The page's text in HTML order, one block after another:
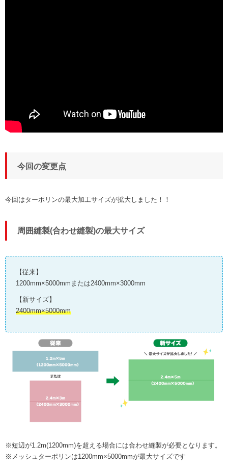
今回の変更点
今回はターポリンの最大加工サイズが拡大しました！！
周囲縫製(合わせ縫製)の最大サイズ
【従来】
1200mm×5000mmまたは2400mm×3000mm
【新サイズ】
2400mm×5000mm
※短辺が1.2m(1200mm)を超える場合には合わせ縫製が必要となります。
※メッシュターポリンは1200mm×5000mmが最大サイズです